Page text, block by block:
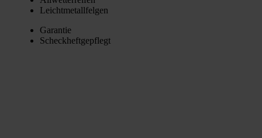
Leicht­me­tall­fel­gen
Garan­tie
Scheck­heft­ge­pflegt